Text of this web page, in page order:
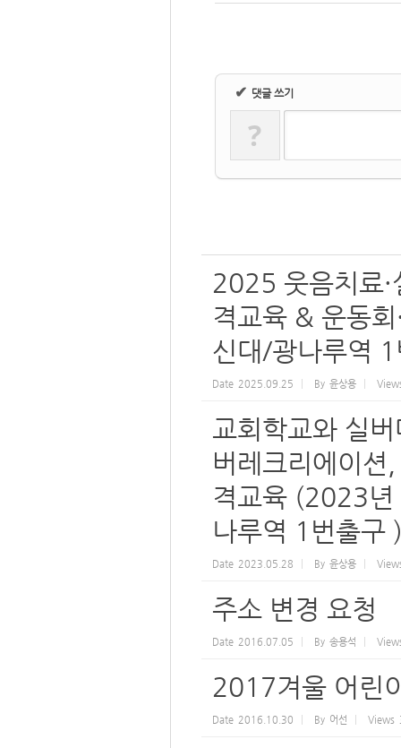
✔ 댓글 쓰기
?
2025 웃음치료·
격교육 & 운동
신대/광나루역
Date 2025.09.25 By 윤상용
교회학교와 실
버레크리에이션
격교육 (2023
나루역 1번출구
Date 2023.05.28 By 윤상용
주소 변경 요청
Date 2016.07.05 By 송용석
2017겨울 어린
Date 2016.10.30 By 어선 Views
스케치북5